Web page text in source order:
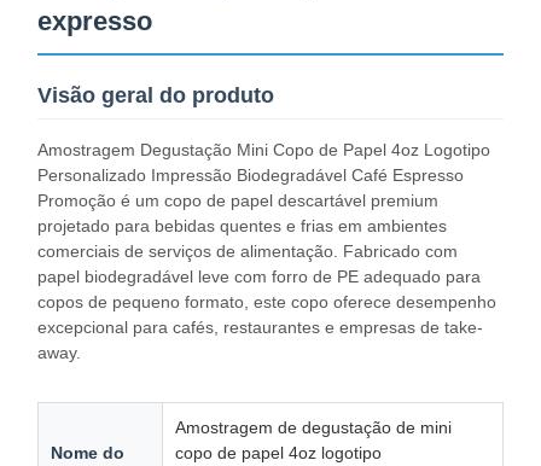
expresso
Visão geral do produto
Amostragem Degustação Mini Copo de Papel 4oz Logotipo
Personalizado Impressão Biodegradável Café Espresso
Promoção é um copo de papel descartável premium
projetado para bebidas quentes e frias em ambientes
comerciais de serviços de alimentação. Fabricado com
papel biodegradável leve com forro de PE adequado para
copos de pequeno formato, este copo oferece desempenho
excepcional para cafés, restaurantes e empresas de take-
away.
Nome do
Amostragem de degustação de mini
copo de papel 4oz logotipo